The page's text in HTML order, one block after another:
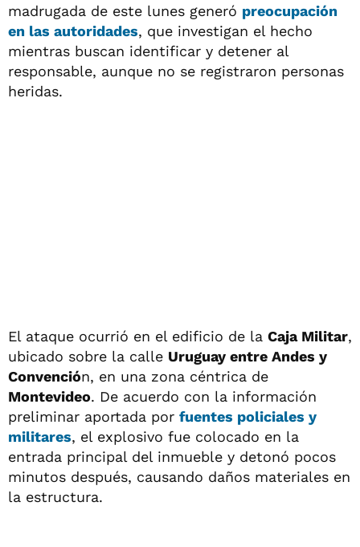
madrugada de este lunes generó preocupación
en las autoridades, que investigan el hecho
mientras buscan identificar y detener al
responsable, aunque no se registraron personas
heridas.
El ataque ocurrió en el edificio de la Caja Militar,
ubicado sobre la calle Uruguay entre Andes y
Convención, en una zona céntrica de
Montevideo. De acuerdo con la información
preliminar aportada por fuentes policiales y
militares, el explosivo fue colocado en la
entrada principal del inmueble y detonó pocos
minutos después, causando daños materiales en
la estructura.